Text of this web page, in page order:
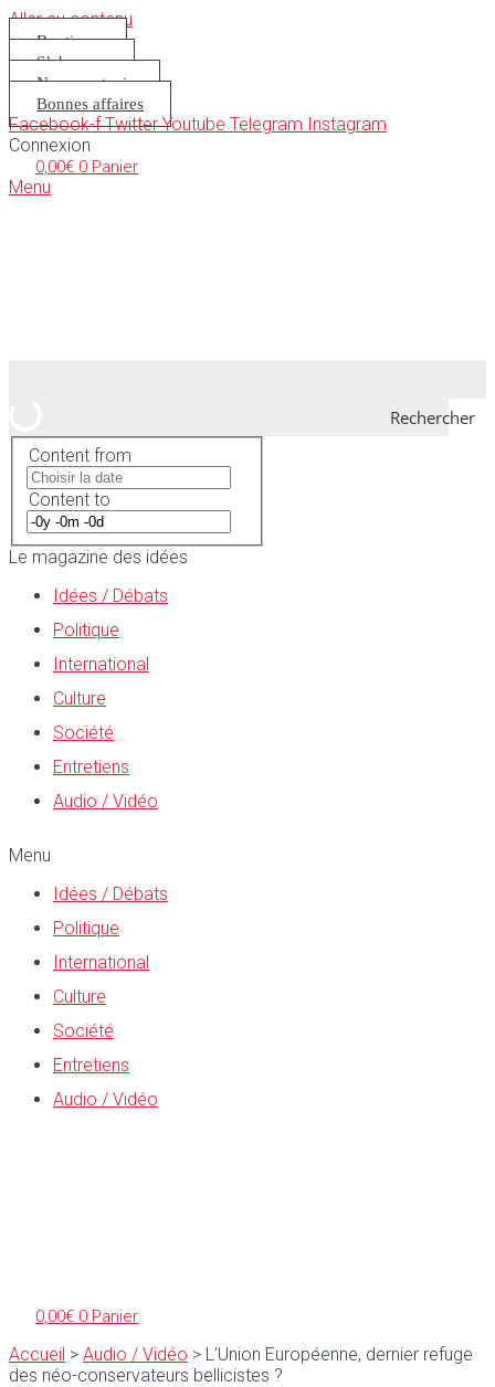
Aller au contenu
Boutique
S’abonner
Nous soutenir
Bonnes affaires
Facebook-f Twitter Youtube Telegram Instagram
Connexion
0,00€ 0 Panier
Menu
Rechercher
Content from
Content to
Le magazine des idées
Idées / Débats
Politique
International
Culture
Société
Entretiens
Audio / Vidéo
Menu
Idées / Débats
Politique
International
Culture
Société
Entretiens
Audio / Vidéo
0,00€ 0 Panier
Accueil > Audio / Vidéo > L’Union Européenne, dernier refuge
des néo-conservateurs bellicistes ?